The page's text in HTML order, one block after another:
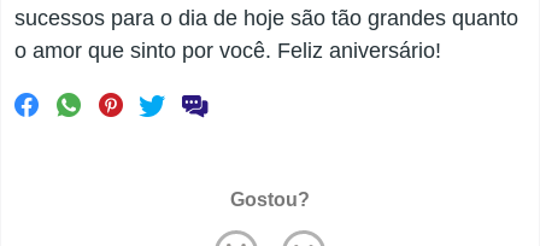
sucessos para o dia de hoje são tão grandes quanto
o amor que sinto por você. Feliz aniversário!
Gostou?